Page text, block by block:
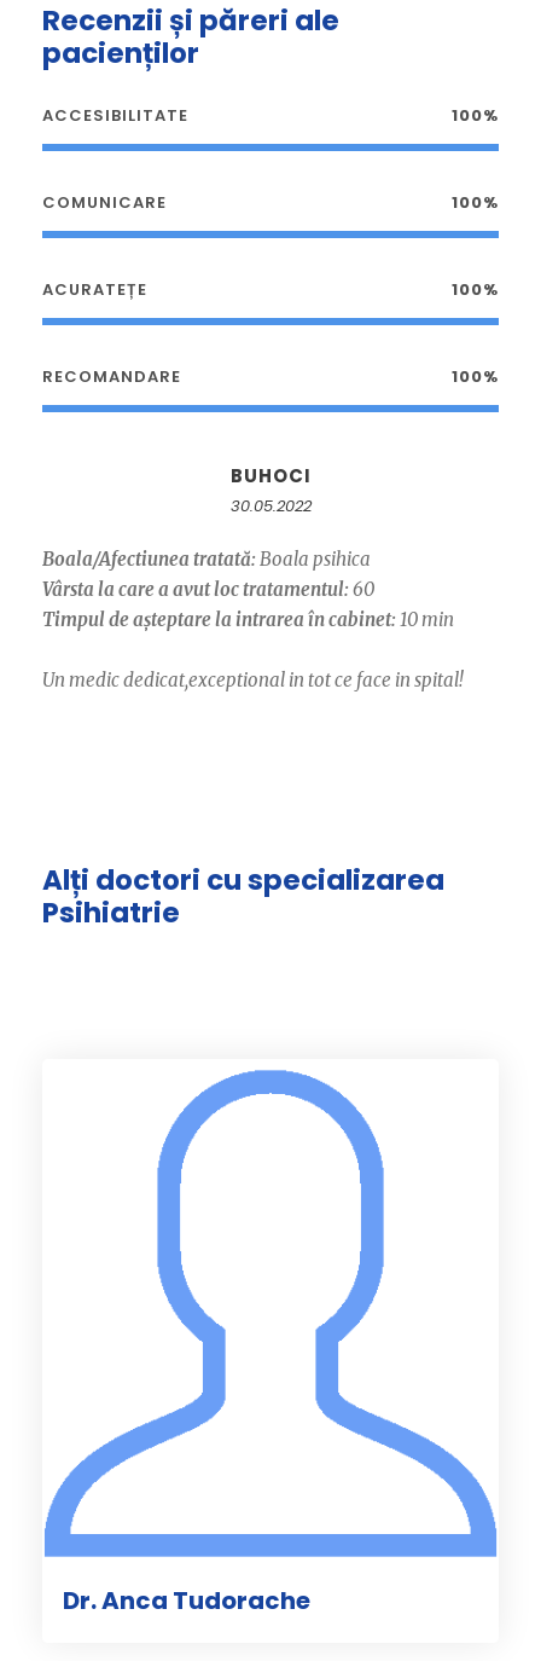
Recenzii și păreri ale
pacienților
ACCESIBILITATE 100%
COMUNICARE 100%
ACURATEȚE 100%
RECOMANDARE 100%
BUHOCI
30.05.2022
Boala/Afectiunea tratată: Boala psihica
Vârsta la care a avut loc tratamentul: 60
Timpul de așteptare la intrarea în cabinet: 10 min
Un medic dedicat,exceptional in tot ce face in spital!
Alți doctori cu specializarea
Psihiatrie
Dr. Anca Tudorache